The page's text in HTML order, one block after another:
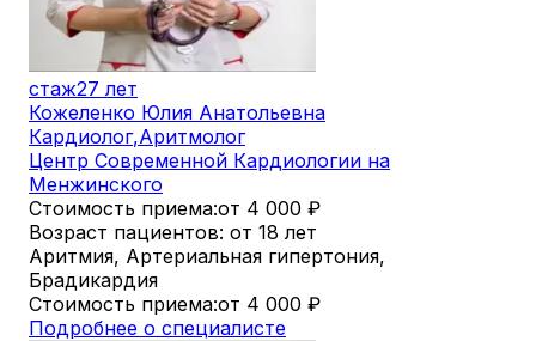
стаж27 лет
Кожеленко Юлия Анатольевна
Кардиолог,Аритмолог
Центр Современной Кардиологии на
Менжинского
Стоимость приема:от 4 000 ₽
Возраст пациентов: от 18 лет
Аритмия, Артериальная гипертония,
Брадикардия
Стоимость приема:от 4 000 ₽
Подробнее о специалисте